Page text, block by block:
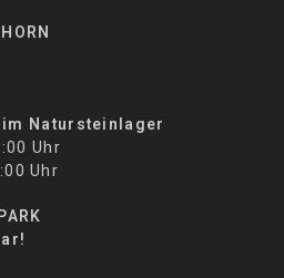
Natursteinlager
Uhr
Uhr